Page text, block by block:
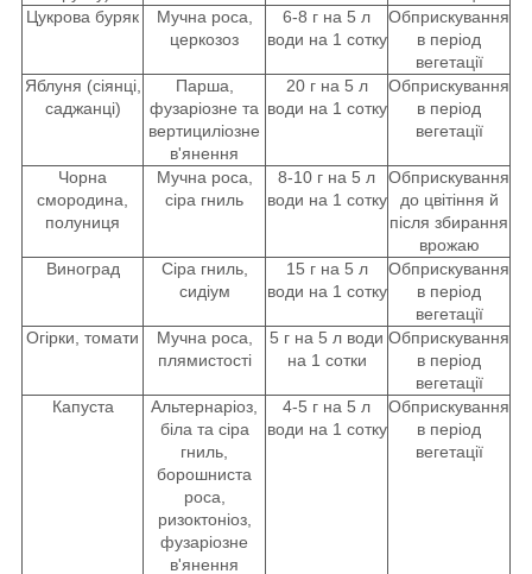
Цукрова буряк
Мучна роса,
церкозоз
6-8 г на 5 л
води на 1 сотку
Обприскування
в період
вегетації
Яблуня (сіянці,
саджанці)
Парша,
фузаріозне та
вертициліозне
в'янення
20 г на 5 л
води на 1 сотку
Обприскування
в період
вегетації
Чорна
смородина,
полуниця
Мучна роса,
сіра гниль
8-10 г на 5 л
води на 1 сотку
Обприскування
до цвітіння й
після збирання
врожаю
Виноград
Сіра гниль,
сидіум
15 г на 5 л
води на 1 сотку
Обприскування
в період
вегетації
Огірки, томати
Мучна роса,
плямистості
5 г на 5 л води
на 1 сотки
Обприскування
в період
вегетації
Капуста
Альтернаріоз,
біла та сіра
гниль,
борошниста
роса,
ризоктоніоз,
фузаріозне
в'янення
4-5 г на 5 л
води на 1 сотку
Обприскування
в період
вегетації